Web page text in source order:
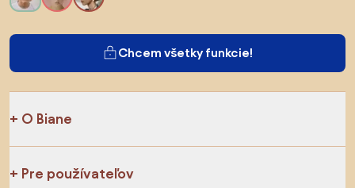
Chcem všetky funkcie!
O Biane
Pre používateľov